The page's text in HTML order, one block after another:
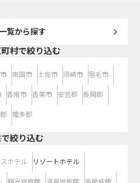
覧から探す
村で絞り込む
南国市 土佐市 須崎市 宿毛市
香南市 香美市 安芸郡 長岡郡
幡多郡
絞り込む
ホテル リゾートホテル